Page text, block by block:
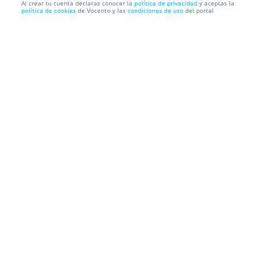
Láser Diodo + Alejandrita en ingles y axilas en
Al crear tu cuenta declaras conocer la política de privacidad y aceptas la
política de cookies de Vocento y las condiciones de uso del portal